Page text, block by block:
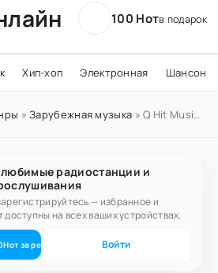
100 Нотв подарок
Хип-хоп Электронная Шансон
»Зарубежная музыка » Q Hit Music 977 & 1033
радиостанции и
— избранное и
доступны на всех ваших устройствах.
Нот за регистрацию Войти